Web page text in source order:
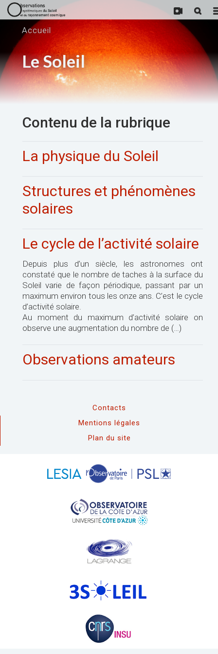
Accueil
Le Soleil
Contenu de la rubrique
La physique du Soleil
Structures et phénomènes
solaires
Le cycle de l’activité solaire
Depuis plus d’un siècle, les astronomes ont
constaté que le nombre de taches à la surface du
Soleil varie de façon périodique, passant par un
maximum environ tous les onze ans. C’est le cycle
d’activité solaire.
Au moment du maximum d’activité solaire on
observe une augmentation du nombre de (…)
Observations amateurs
Contacts
Mentions légales
Plan du site